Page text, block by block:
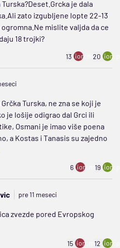
je dala
zato izgubljene lopte 22-13
mislite valjda da ce
18 trojki?
13 ion:minus
20
Turska, ne zna se koji je
je lošije odigrao dal Grci ili
Osmani je imao više poena
a Kostas i Tanasis su zajedno
6 ion:minus
19
pre 11 meseci
zvezde pored Evropskog
15 ion:minus
12